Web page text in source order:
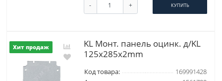
- + КУПИТЬ
Хит продаж
KL Монт. панель оцинк. д/KL
125x285x2mm
Код товара:
169991428